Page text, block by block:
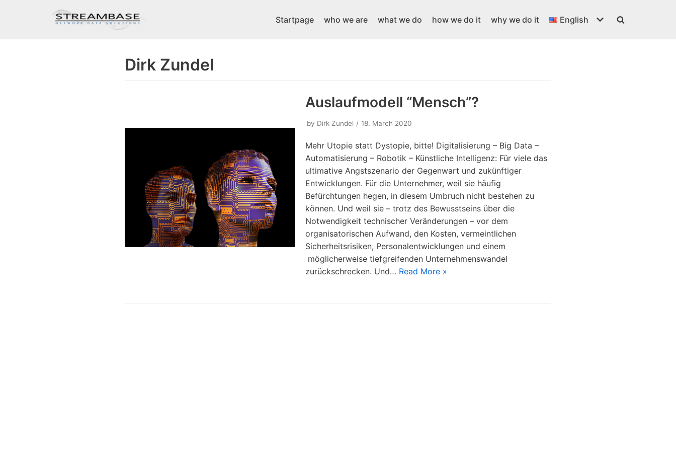
Startpage who we are what we do how we do it why we do it English
Dirk Zundel
Auslaufmodell “Mensch”?
by Dirk Zundel 18. March 2020
Mehr Utopie statt Dystopie, bitte! Digitalisierung – Big Data –
Automatisierung – Robotik – Künstliche Intelligenz: Für viele das
ultimative Angstszenario der Gegenwart und zukünftiger
Entwicklungen. Für die Unternehmer, weil sie häufig
Befürchtungen hegen, in diesem Umbruch nicht bestehen zu
können. Und weil sie – trotz des Bewusstseins über die
Notwendigkeit technischer Veränderungen – vor dem
organisatorischen Aufwand, den Kosten, vermeintlichen
Sicherheitsrisiken, Personalentwicklungen und einem
möglicherweise tiefgreifenden Unternehmenswandel
zurückschrecken. Und… Read More »